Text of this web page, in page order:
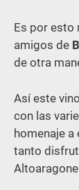
Es por esto
amigos de
de otra
Así este
con las
homenaje
tanto